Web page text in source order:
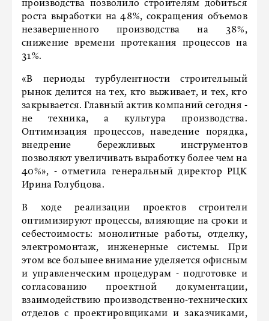
производства позволило строителям добиться
роста выработки на 48%, сокращения объемов
незавершенного производства на 38%,
снижение времени протекания процессов на
31%.
«В периоды турбулентности строительный
рынок делится на тех, кто выживает, и тех, кто
закрывается. Главный актив компаний сегодня -
не техника, а культура производства.
Оптимизация процессов, наведение порядка,
внедрение бережливых инструментов
позволяют увеличивать выработку более чем на
40%», - отметила генеральный директор РЦК
Ирина Голубцова.
В ходе реализации проектов строители
оптимизируют процессы, влияющие на сроки и
себестоимость: монолитные работы, отделку,
электромонтаж, инженерные системы. При
этом все большее внимание уделяется офисным
и управленческим процедурам - подготовке и
согласованию проектной документации,
взаимодействию производственно-технических
отделов с проектировщиками и заказчиками,